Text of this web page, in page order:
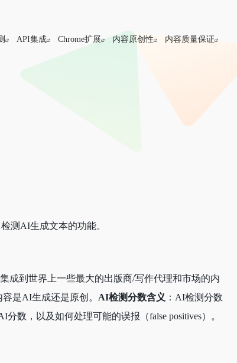
API集成 Chrome扩展 内容原创性
内容质量保证
测AI生成文本的功能。
成到世界上一些最大的出版商/写作代理和市场的内
是AI生成还是原创。 AI检测分数含义 ：AI检测分数
分数，以及如何处理可能的误报（false positives）。